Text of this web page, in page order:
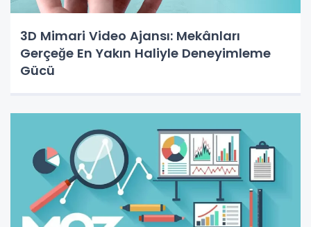
3D Mimari Video Ajansı: Mekânları
Gerçeğe En Yakın Haliyle Deneyimleme
Gücü